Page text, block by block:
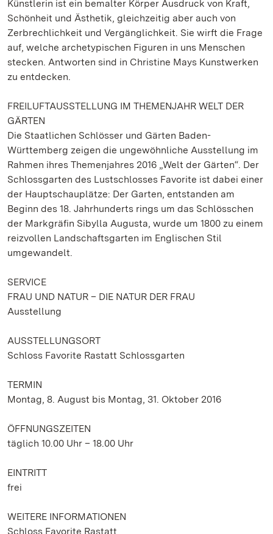
Künstlerin ist ein bemalter Körper Ausdruck von Kraft,
Schönheit und Ästhetik, gleichzeitig aber auch von
Zerbrechlichkeit und Vergänglichkeit. Sie wirft die Frage
auf, welche archetypischen Figuren in uns Menschen
stecken. Antworten sind in Christine Mays Kunstwerken
zu entdecken.
FREILUFTAUSSTELLUNG IM THEMENJAHR WELT DER
GÄRTEN
Die Staatlichen Schlösser und Gärten Baden-
Württemberg zeigen die ungewöhnliche Ausstellung im
Rahmen ihres Themenjahres 2016 „Welt der Gärten“. Der
Schlossgarten des Lustschlosses Favorite ist dabei einer
der Hauptschauplätze: Der Garten, entstanden am
Beginn des 18. Jahrhunderts rings um das Schlösschen
der Markgräfin Sibylla Augusta, wurde um 1800 zu einem
reizvollen Landschaftsgarten im Englischen Stil
umgewandelt.
SERVICE
FRAU UND NATUR – DIE NATUR DER FRAU
Ausstellung
AUSSTELLUNGSORT
Schloss Favorite Rastatt Schlossgarten
TERMIN
Montag, 8. August bis Montag, 31. Oktober 2016
ÖFFNUNGSZEITEN
täglich 10.00 Uhr – 18.00 Uhr
EINTRITT
frei
WEITERE INFORMATIONEN
Schloss Favorite Rastatt